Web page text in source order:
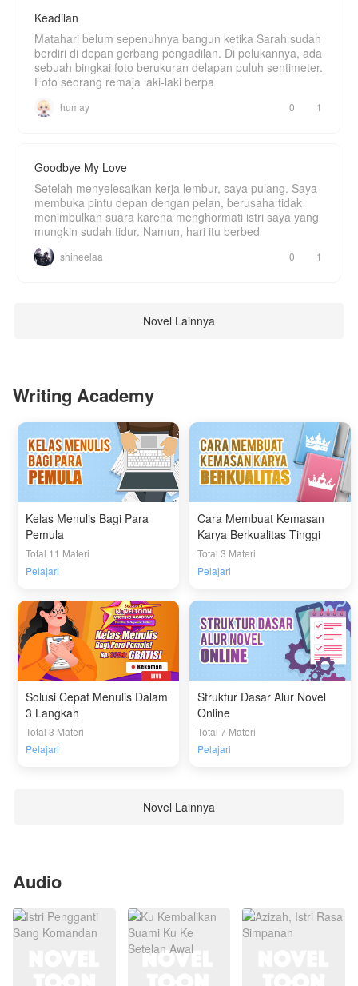
Keadilan
Matahari belum sepenuhnya bangun ketika Sarah sudah
berdiri di depan gerbang pengadilan. Di pelukannya, ada
sebuah bingkai foto berukuran delapan puluh sentimeter.
Foto seorang remaja laki-laki berpa
humay 0 1
Goodbye My Love
Setelah menyelesaikan kerja lembur, saya pulang. Saya
membuka pintu depan dengan pelan, berusaha tidak
menimbulkan suara karena menghormati istri saya yang
mungkin sudah tidur. Namun, hari itu berbed
shineelaa 0 1
Novel Lainnya
Writing Academy
Kelas Menulis Bagi Para
Pemula
Total 11 Materi
Pelajari
Cara Membuat Kemasan
Karya Berkualitas Tinggi
Total 3 Materi
Pelajari
Solusi Cepat Menulis Dalam
3 Langkah
Total 3 Materi
Pelajari
Struktur Dasar Alur Novel
Online
Total 7 Materi
Pelajari
Novel Lainnya
Audio